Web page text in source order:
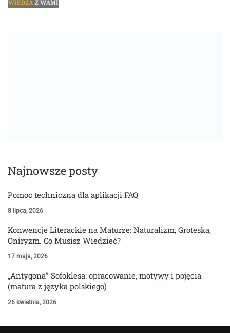
Najnowsze posty
Pomoc techniczna dla aplikacji FAQ
8 lipca, 2026
Konwencje Literackie na Maturze: Naturalizm, Groteska,
Oniryzm. Co Musisz Wiedzieć?
17 maja, 2026
„Antygona” Sofoklesa: opracowanie, motywy i pojęcia
(matura z języka polskiego)
26 kwietnia, 2026